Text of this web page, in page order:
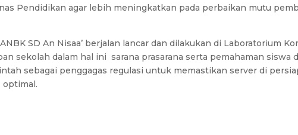
Pendidikan agar lebih meningkatkan pada perbaikan mutu
SD An Nisaa’ berjalan lancar dan dilakukan di Laboratorium
sekolah dalam hal ini sarana prasarana serta pemahaman siswa
sebagai penggagas regulasi untuk memastikan server di
optimal.